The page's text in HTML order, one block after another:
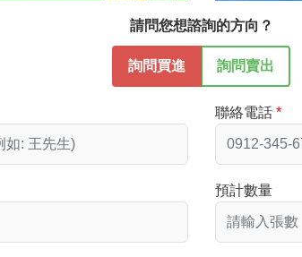
請問您想諮詢的方向？
詢問買進 詢問賣出
聯絡電話
預計數量